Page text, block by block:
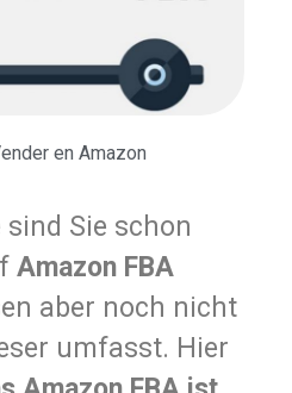
en Amazon
Sie schon
Amazon FBA
aber noch nicht
umfasst. Hier